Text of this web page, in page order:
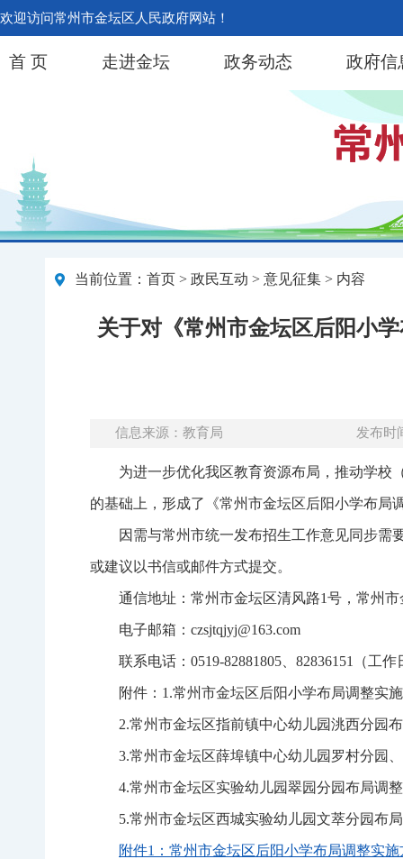
欢迎访问常州市金坛区人民政府网站！
首 页 走进金坛 政务动态 政府信
当前位置： 首页 > 政民互动 > 意见征集 > 内容
关于对《常州市金坛区后阳小
信息来源：教育局 发布时
为进一步优化我区教育资源布局，推动学校
的基础上，形成了《常州市金坛区后阳小学布局
因需与常州市统一发布招生工作意见同步需
或建议以书信或邮件方式提交。
通信地址：常州市金坛区清风路1号，常州
电子邮箱：czsjtqjyj@163.com
联系电话：0519-82881805、82836151（工作
附件：1.常州市金坛区后阳小学布局调整实
2.常州市金坛区指前镇中心幼儿园洮西分园
3.常州市金坛区薛埠镇中心幼儿园罗村分园
4.常州市金坛区实验幼儿园翠园分园布局调
5.常州市金坛区西城实验幼儿园文萃分园布
附件1：常州市金坛区后阳小学布局调整实